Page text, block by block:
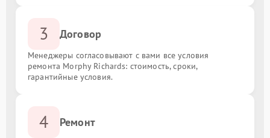
3 Договор
Менеджеры согласовывают с вами все условия
ремонта Morphy Richards: стоимость, сроки,
гарантийные условия.
4 Ремонт